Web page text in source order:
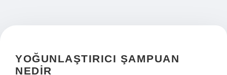
YOĞUNLAŞTIRICI ŞAMPUAN
NEDIR